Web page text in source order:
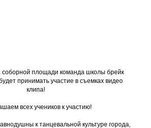
соборной площади команда школы брейк
принимать участие в съемках видео
клипа!
всех учеников к участию!
к танцевальной культуре города,